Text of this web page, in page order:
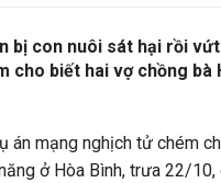
bị con nuôi sát hại rồi
cho biết hai vợ chồng
án mạng nghịch tử chém
ở Hòa Bình, trưa 22/10,